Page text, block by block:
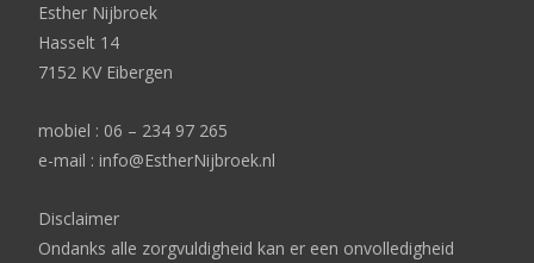
Esther Nijbroek
Hasselt 14
7152 KV Eibergen
mobiel : 06 – 234 97 265
e-mail : info@EstherNijbroek.nl
Disclaimer
Ondanks alle zorgvuldigheid kan er een onvolledigheid